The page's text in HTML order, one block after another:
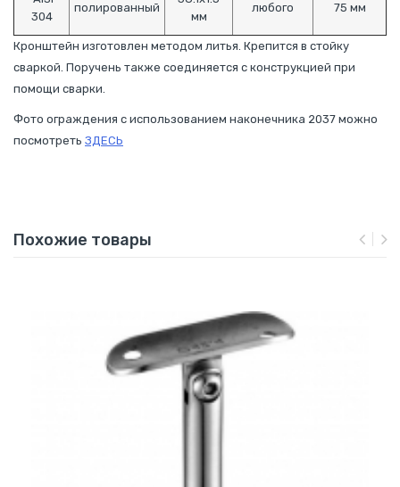
304
полированный
мм
любого 75 мм
Кронштейн изготовлен методом литья. Крепится в стойку
сваркой. Поручень также соединяется с конструкцией при
помощи сварки.
Фото ограждения с использованием наконечника 2037 можно
посмотреть ЗДЕСЬ
Похожие товары